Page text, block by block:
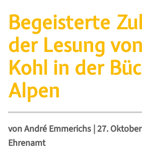
Begeisterte
der Lesung
Kohl in der
Alpen
vonAndré Emmerichs| 27.
Ehrenamt